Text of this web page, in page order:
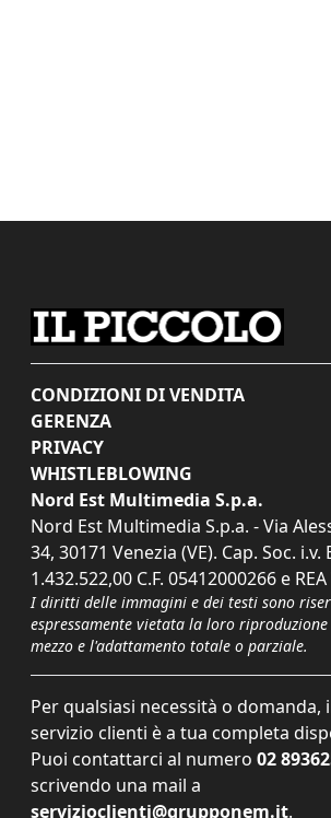
CONDIZIONI DI VENDITA
GERENZA
PRIVACY
WHISTLEBLOWING
Nord Est Multimedia S.p.a.
Nord Est Multimedia S.p.a. - Via
34, 30171 Venezia (VE). Cap. Soc. i.v.
1.432.522,00 C.F. 05412000266 e
I diritti delle immagini e dei testi sono
espressamente vietata la loro
mezzo e l'adattamento totale o parziale.
Per qualsiasi necessità o domanda,
servizio clienti è a tua completa
Puoi contattarci al numero 02
scrivendo una mail a
servizioclienti@grupponem.it.